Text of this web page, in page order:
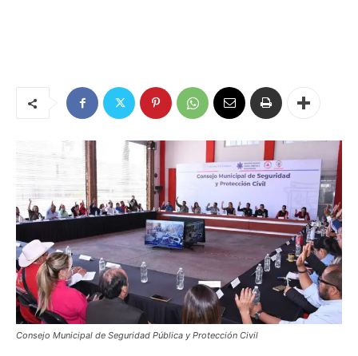
Consejo Municipal de Seguridad Pública y Protección Civil